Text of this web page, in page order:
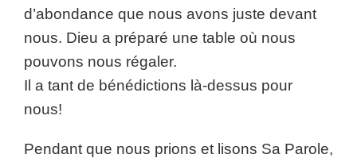
d’abondance que nous avons juste devant
nous. Dieu a préparé une table où nous
pouvons nous régaler.
Il a tant de bénédictions là-dessus pour
nous!
Pendant que nous prions et lisons Sa Parole,